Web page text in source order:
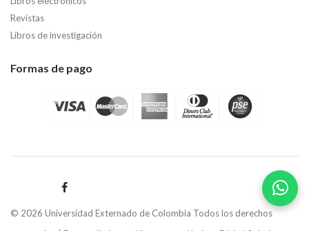
Revistas
Libros de investigación
Formas de pago
© 2026 Universidad Externado de Colombia Todos los derechos